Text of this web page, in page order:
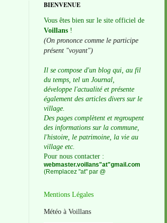
BIENVENUE
Vous êtes bien sur le site officiel de
Voillans !
(On prononce comme le participe
présent "voyant")
Il se compose d'un blog qui, au fil
du temps, tel un Journal,
développe l'actualité et présente
également des articles divers sur le
village.
Des pages complètent et regroupent
des informations sur la commune,
l'histoire, le patrimoine, la vie au
village etc.
Pour nous contacter :
webmaster.voillans"at"gmail.com
(Remplacez "at" par @
Mentions Légales
Météo à Voillans